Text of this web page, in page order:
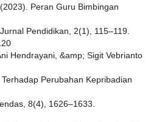
Peran Guru Bimbingan
Pendidikan, 2(1), 115–119.
Hendrayani, &amp; Sigit Vebrianto
Perubahan Kepribadian
8(4), 1626–1633.